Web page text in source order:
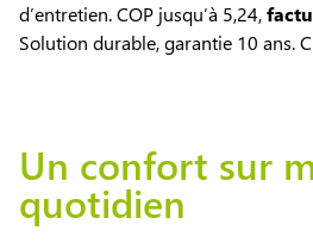
d’entretien. COP jusqu’à 5,24,
Solution durable, garantie 10 ans.
Un confort sur
quotidien